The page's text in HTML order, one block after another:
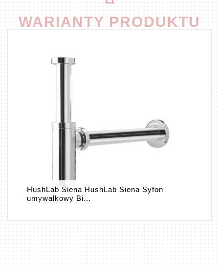
WARIANTY PRODUKTU
HushLab Siena HushLab Siena Syfon
umywalkowy Bi...